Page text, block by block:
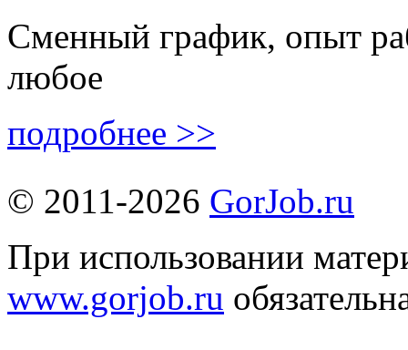
Сменный график, опыт
любое
подробнее >>
© 2011-2026 GorJob.ru
При использовании
www.gorjob.ru